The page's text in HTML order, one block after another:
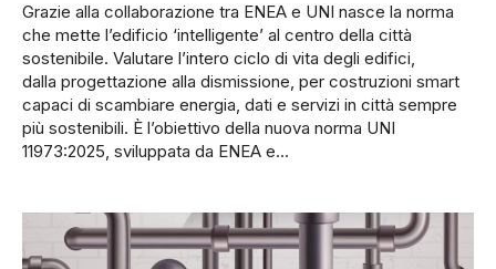
Grazie alla collaborazione tra ENEA e UNI nasce la norma
che mette l’edificio ‘intelligente’ al centro della città
sostenibile. Valutare l’intero ciclo di vita degli edifici,
dalla progettazione alla dismissione, per costruzioni smart
capaci di scambiare energia, dati e servizi in città sempre
più sostenibili. È l’obiettivo della nuova norma UNI
11973:2025, sviluppata da ENEA e…